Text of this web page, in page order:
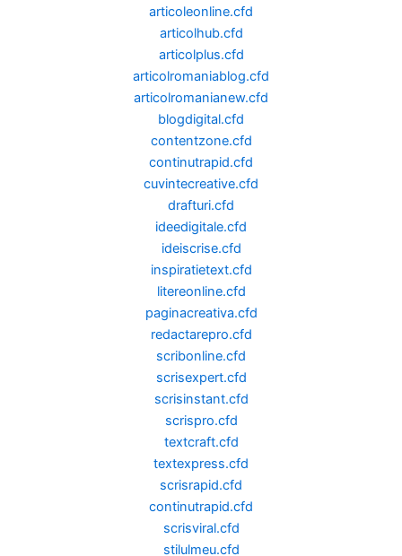
articoleonline.cfd
articolhub.cfd
articolplus.cfd
articolromaniablog.cfd
articolromanianew.cfd
blogdigital.cfd
contentzone.cfd
continutrapid.cfd
cuvintecreative.cfd
drafturi.cfd
ideedigitale.cfd
ideiscrise.cfd
inspiratietext.cfd
litereonline.cfd
paginacreativa.cfd
redactarepro.cfd
scribonline.cfd
scrisexpert.cfd
scrisinstant.cfd
scrispro.cfd
textcraft.cfd
textexpress.cfd
scrisrapid.cfd
continutrapid.cfd
scrisviral.cfd
stilulmeu.cfd